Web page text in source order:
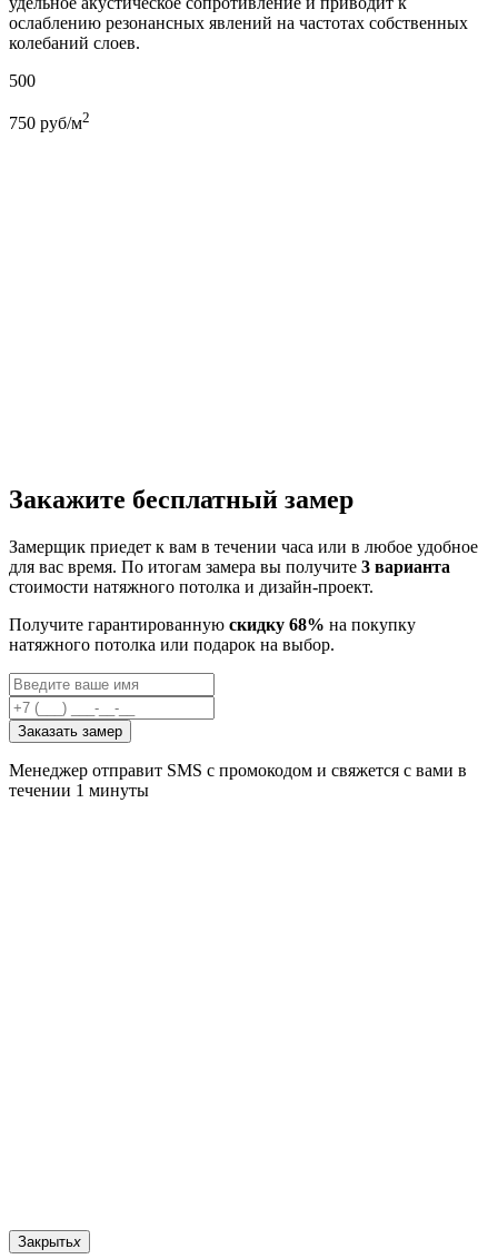
ослаблению резонансных явлений на частотах собственных
колебаний слоев.
500
750 руб/м2
Закажите бесплатный замер
Замерщик приедет к вам в течении часа или в любое удобное
для вас время. По итогам замера вы получите 3 варианта
стоимости натяжного потолка и дизайн-проект.
Получите гарантированную скидку 68% на покупку
натяжного потолка или подарок на выбор.
Заказать замер
Менеджер отправит SMS с промокодом и свяжется с вами в
течении 1 минуты
Закрытьx